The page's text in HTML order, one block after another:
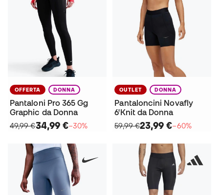
OFFERTA DONNA
Pantaloni Pro 365 Gg
Graphic da Donna
49,99 €34,99 €−30%
OUTLET DONNA
Pantaloncini Novafly
6'Knit da Donna
59,99 €23,99 €−60%